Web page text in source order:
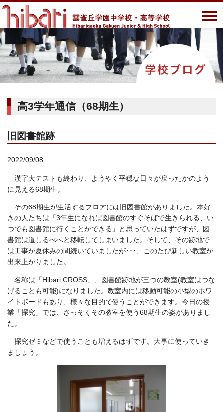
高3学年通信（68期生）
旧図書館跡
2022/09/08
漢字大テストも終わり、ようやく平穏な日々が戻ったかのよう
に見える68期生。
その68期生が生活するフロアには旧図書館がありました。本好
きの人たちは「3年生になれば図書館のすぐそばで生きられる、い
つでも図書館に行くことができる」と思っていたはずですが、図
書館は道しるべへと移転してしまいました。そして、その跡地で
は工事が夏休みの間続いていましたが･･･、このたび新しい教室が
出来上がりました。
名称は「Hibari CROSS」、図書館跡地が三つの教室(教室はつな
げることも可能)になりました。教室内には移動可能の小型のホワ
イトボードもあり、様々な目的で使うことができます。今日の授
業「探究」では、さっそくその教室を使う68期生の姿がありまし
た。
探究ゼミなどで使うことも増えるはずです。大事に使っていき
ましょう。